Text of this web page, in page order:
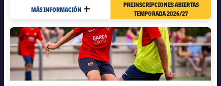
MÁS INFORMACIÓN MÁS
PREINSCRIPCIONES ABIERTAS
TEMPORADA 2026/27